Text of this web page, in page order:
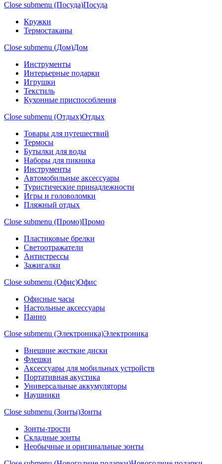
Close submenu (Посуда)Посуда
Кружки
Термостаканы
Close submenu (Дом)Дом
Инструменты
Интерьерные подарки
Игрушки
Текстиль
Кухонные приспособления
Close submenu (Отдых)Отдых
Товары для путешествий
Термосы
Бутылки для воды
Наборы для пикника
Инструменты
Автомобильные аксессуары
Туристические принадлежности
Игры и головоломки
Пляжный отдых
Close submenu (Промо)Промо
Пластиковые брелки
Светоотражатели
Антистрессы
Зажигалки
Close submenu (Офис)Офис
Офисные часы
Настольные аксессуары
Панно
Close submenu (Электроника)Электроника
Внешние жесткие диски
Флешки
Аксессуары для мобильных устройств
Портативная акустика
Универсальные аккумуляторы
Наушники
Close submenu (Зонты)Зонты
Зонты-трости
Складные зонты
Необычные и оригинальные зонты